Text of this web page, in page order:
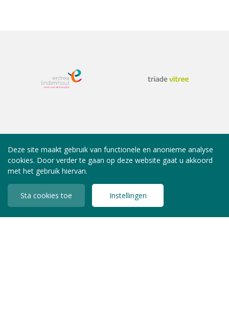
Deze site maakt gebruik van functionele en anonieme analyse
cookies. Door verder te gaan op deze website gaat u akkoord
met het gebruik hiervan.
Sta cookies toe Instellingen